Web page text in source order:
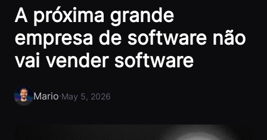
A próxima grande
empresa de software não
vai vender software
Mario·May 5, 2026